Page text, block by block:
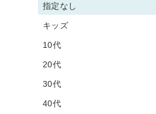
指定なし
キッズ
10代
20代
30代
40代